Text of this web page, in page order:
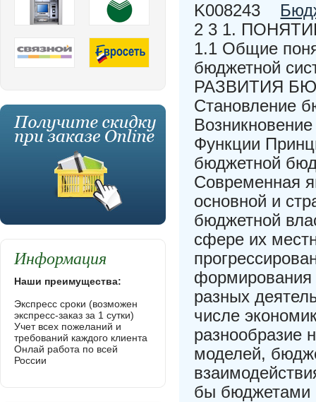
K008243
2 3 1.
1.1 Общие
бюджетной
РАЗВИТИЯ
Становление
Функции
бюджетной
Современная
основной и
бюджетной
сфере их
формирования
разных
числе
разнообразие
моделей,
бы бюджетами
Информация
Наши преимущества:
Экспресс сроки (возможен
экспресс-заказ за 1 сутки)
Учет всех пожеланий и
требований каждого клиента
Онлай работа по всей
России